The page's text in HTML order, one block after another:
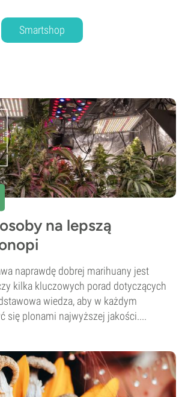
Smartshop
na lepszą
naprawdę dobrej marihuany jest
kilka kluczowych porad dotyczących
wiedza, aby w każdym
się plonami najwyższej jakości....